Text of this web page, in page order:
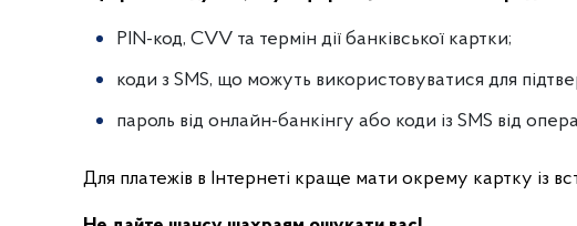
PIN-код, CVV та термін дії банківської картки;
коди з SMS, що можуть використовуватися для
пароль від онлайн-банкінгу або коди із SMS від
Для платежів в Інтернеті краще мати окрему картку із